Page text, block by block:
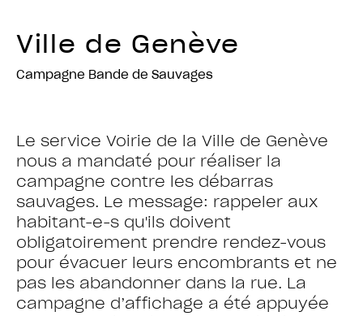
Ville de Genève
Campagne Bande de Sauvages
Le service Voirie de la Ville de Genève
nous a mandaté pour réaliser la
campagne contre les débarras
sauvages. Le message: rappeler aux
habitant-e-s qu'ils doivent
obligatoirement prendre rendez-vous
pour évacuer leurs encombrants et ne
pas les abandonner dans la rue. La
campagne d’affichage a été appuyée